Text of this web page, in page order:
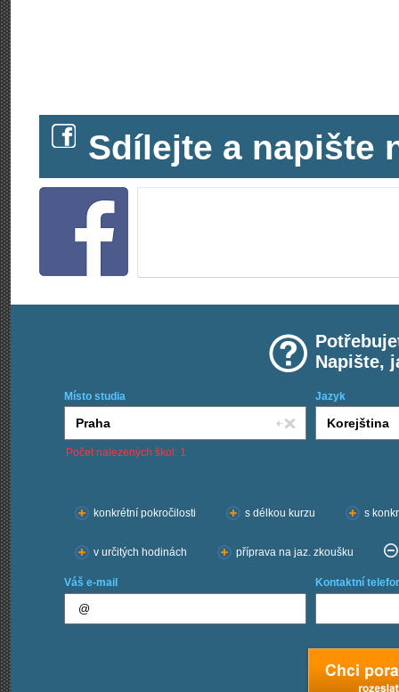
Sdílejte a napište
Napište,
Místo studia Jazyk
Počet nalezených škol: 1
konkrétní pokročilosti
s délkou kurzu s
v určitých hodinách příprava na jaz. zkoušku
Váš e-mail Kontaktní